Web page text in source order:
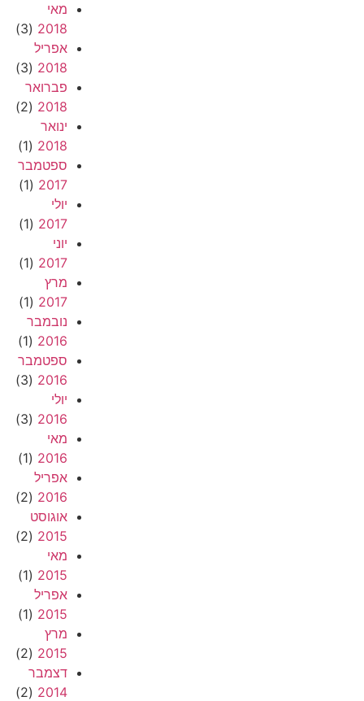
מאי
2018
(3)
אפריל
2018
(3)
פברואר
2018
(2)
ינואר
2018
(1)
ספטמבר
2017
(1)
יולי
2017
(1)
יוני
2017
(1)
מרץ
2017
(1)
נובמבר
2016
(1)
ספטמבר
2016
(3)
יולי
2016
(3)
מאי
2016
(1)
אפריל
2016
(2)
אוגוסט
2015
(2)
מאי
2015
(1)
אפריל
2015
(1)
מרץ
2015
(2)
דצמבר
2014
(2)